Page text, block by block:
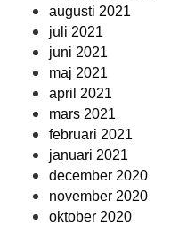
augusti 2021
juli 2021
juni 2021
maj 2021
april 2021
mars 2021
februari 2021
januari 2021
december 2020
november 2020
oktober 2020